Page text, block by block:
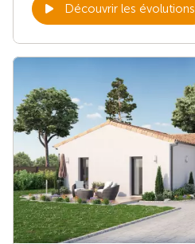
Découvrir les évolutions